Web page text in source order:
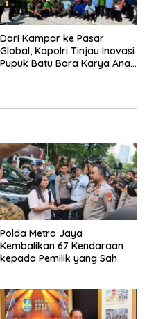
Dari Kampar ke Pasar
Global, Kapolri Tinjau Inovasi
Pupuk Batu Bara Karya Anak
Polda Metro Jaya
Kembalikan 67 Kendaraan
kepada Pemilik yang Sah